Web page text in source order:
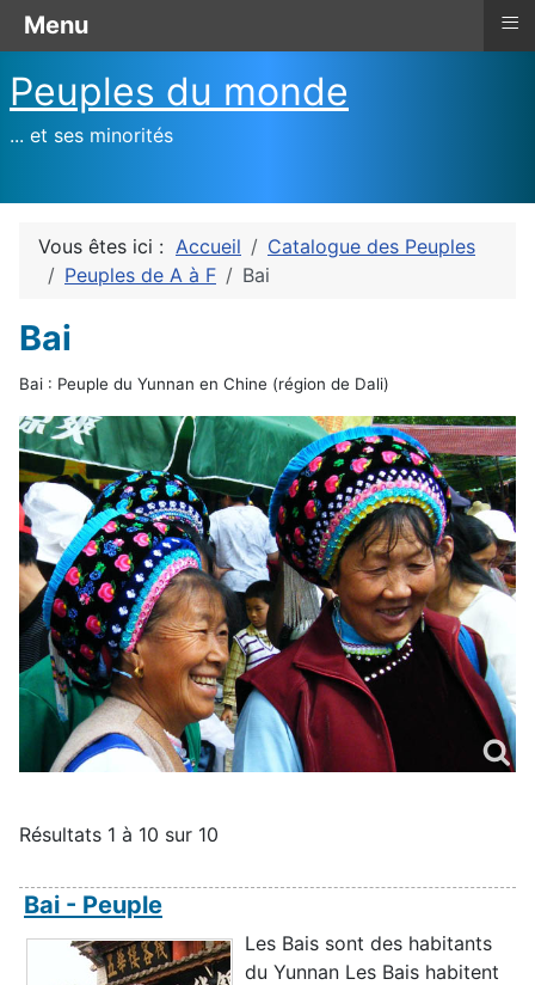
Peuples du monde
... et ses minorités
Vous êtes ici : Accueil
Catalogue des Peuples
Peuples de A à F
Bai
Bai
Bai : Peuple du Yunnan en Chine (région de Dali)
Résultats 1 à 10 sur 10
Bai - Peuple
Les Bais sont des habitants
du Yunnan Les Bais habitent
Menu ≡